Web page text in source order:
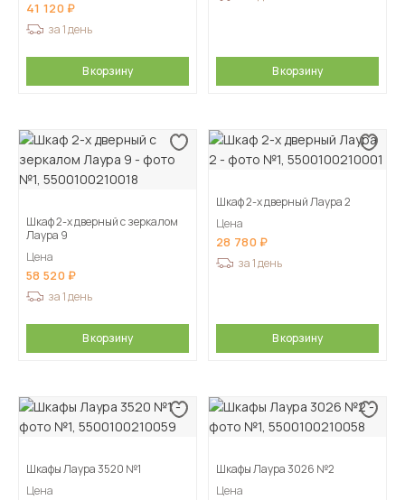
41 120
за 1 день
В корзину В корзину
Шкаф 2-х дверный с зеркалом
Лаура 9
Цена
58 520
за 1 день
В корзину
Шкаф 2-х дверный Лаура 2
Цена
28 780
за 1 день
В корзину
Шкафы Лаура 3520 №1
Цена
Шкафы Лаура 3026 №2
Цена